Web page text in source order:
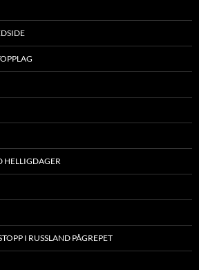
HELLIGDAGER
I RUSSLAND PÅGREPET